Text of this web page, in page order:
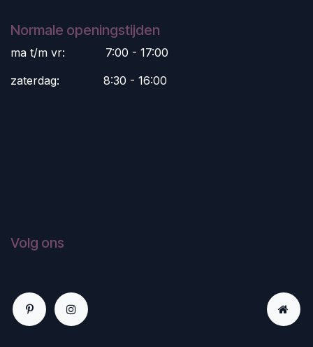
Normale openingstijden
ma t/m vr:
​7:00 - 17:00
zaterdag:
​8:30 - 16:00
Volg ons